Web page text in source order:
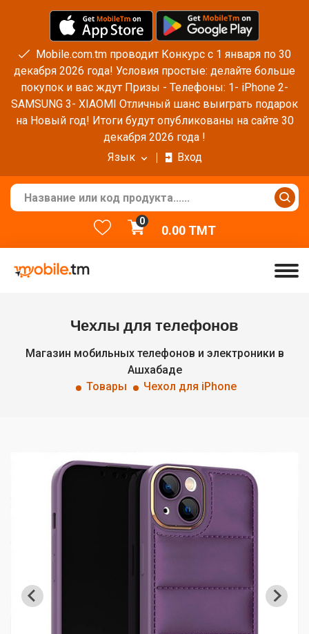
Mobile.com.tm проводит Конкурс с 1 января по 30
декабря 2026 года! Условия простые: делайте больше
покупок и вас ждут Призы - Телефоны: 1- iPhone 2-
SAMSUNG 3- XIAOMI Отличный шанс выиграть подарок
на Новый год! Итоги будут опубликованы на сайте 30
декабря 2026 года !
Язык
Вход
0
0.00TMT
Чехлы для телефонов
Магазин мобильных телефонов и электроники в
Ашхабаде
Товары
Чехол для iPhone